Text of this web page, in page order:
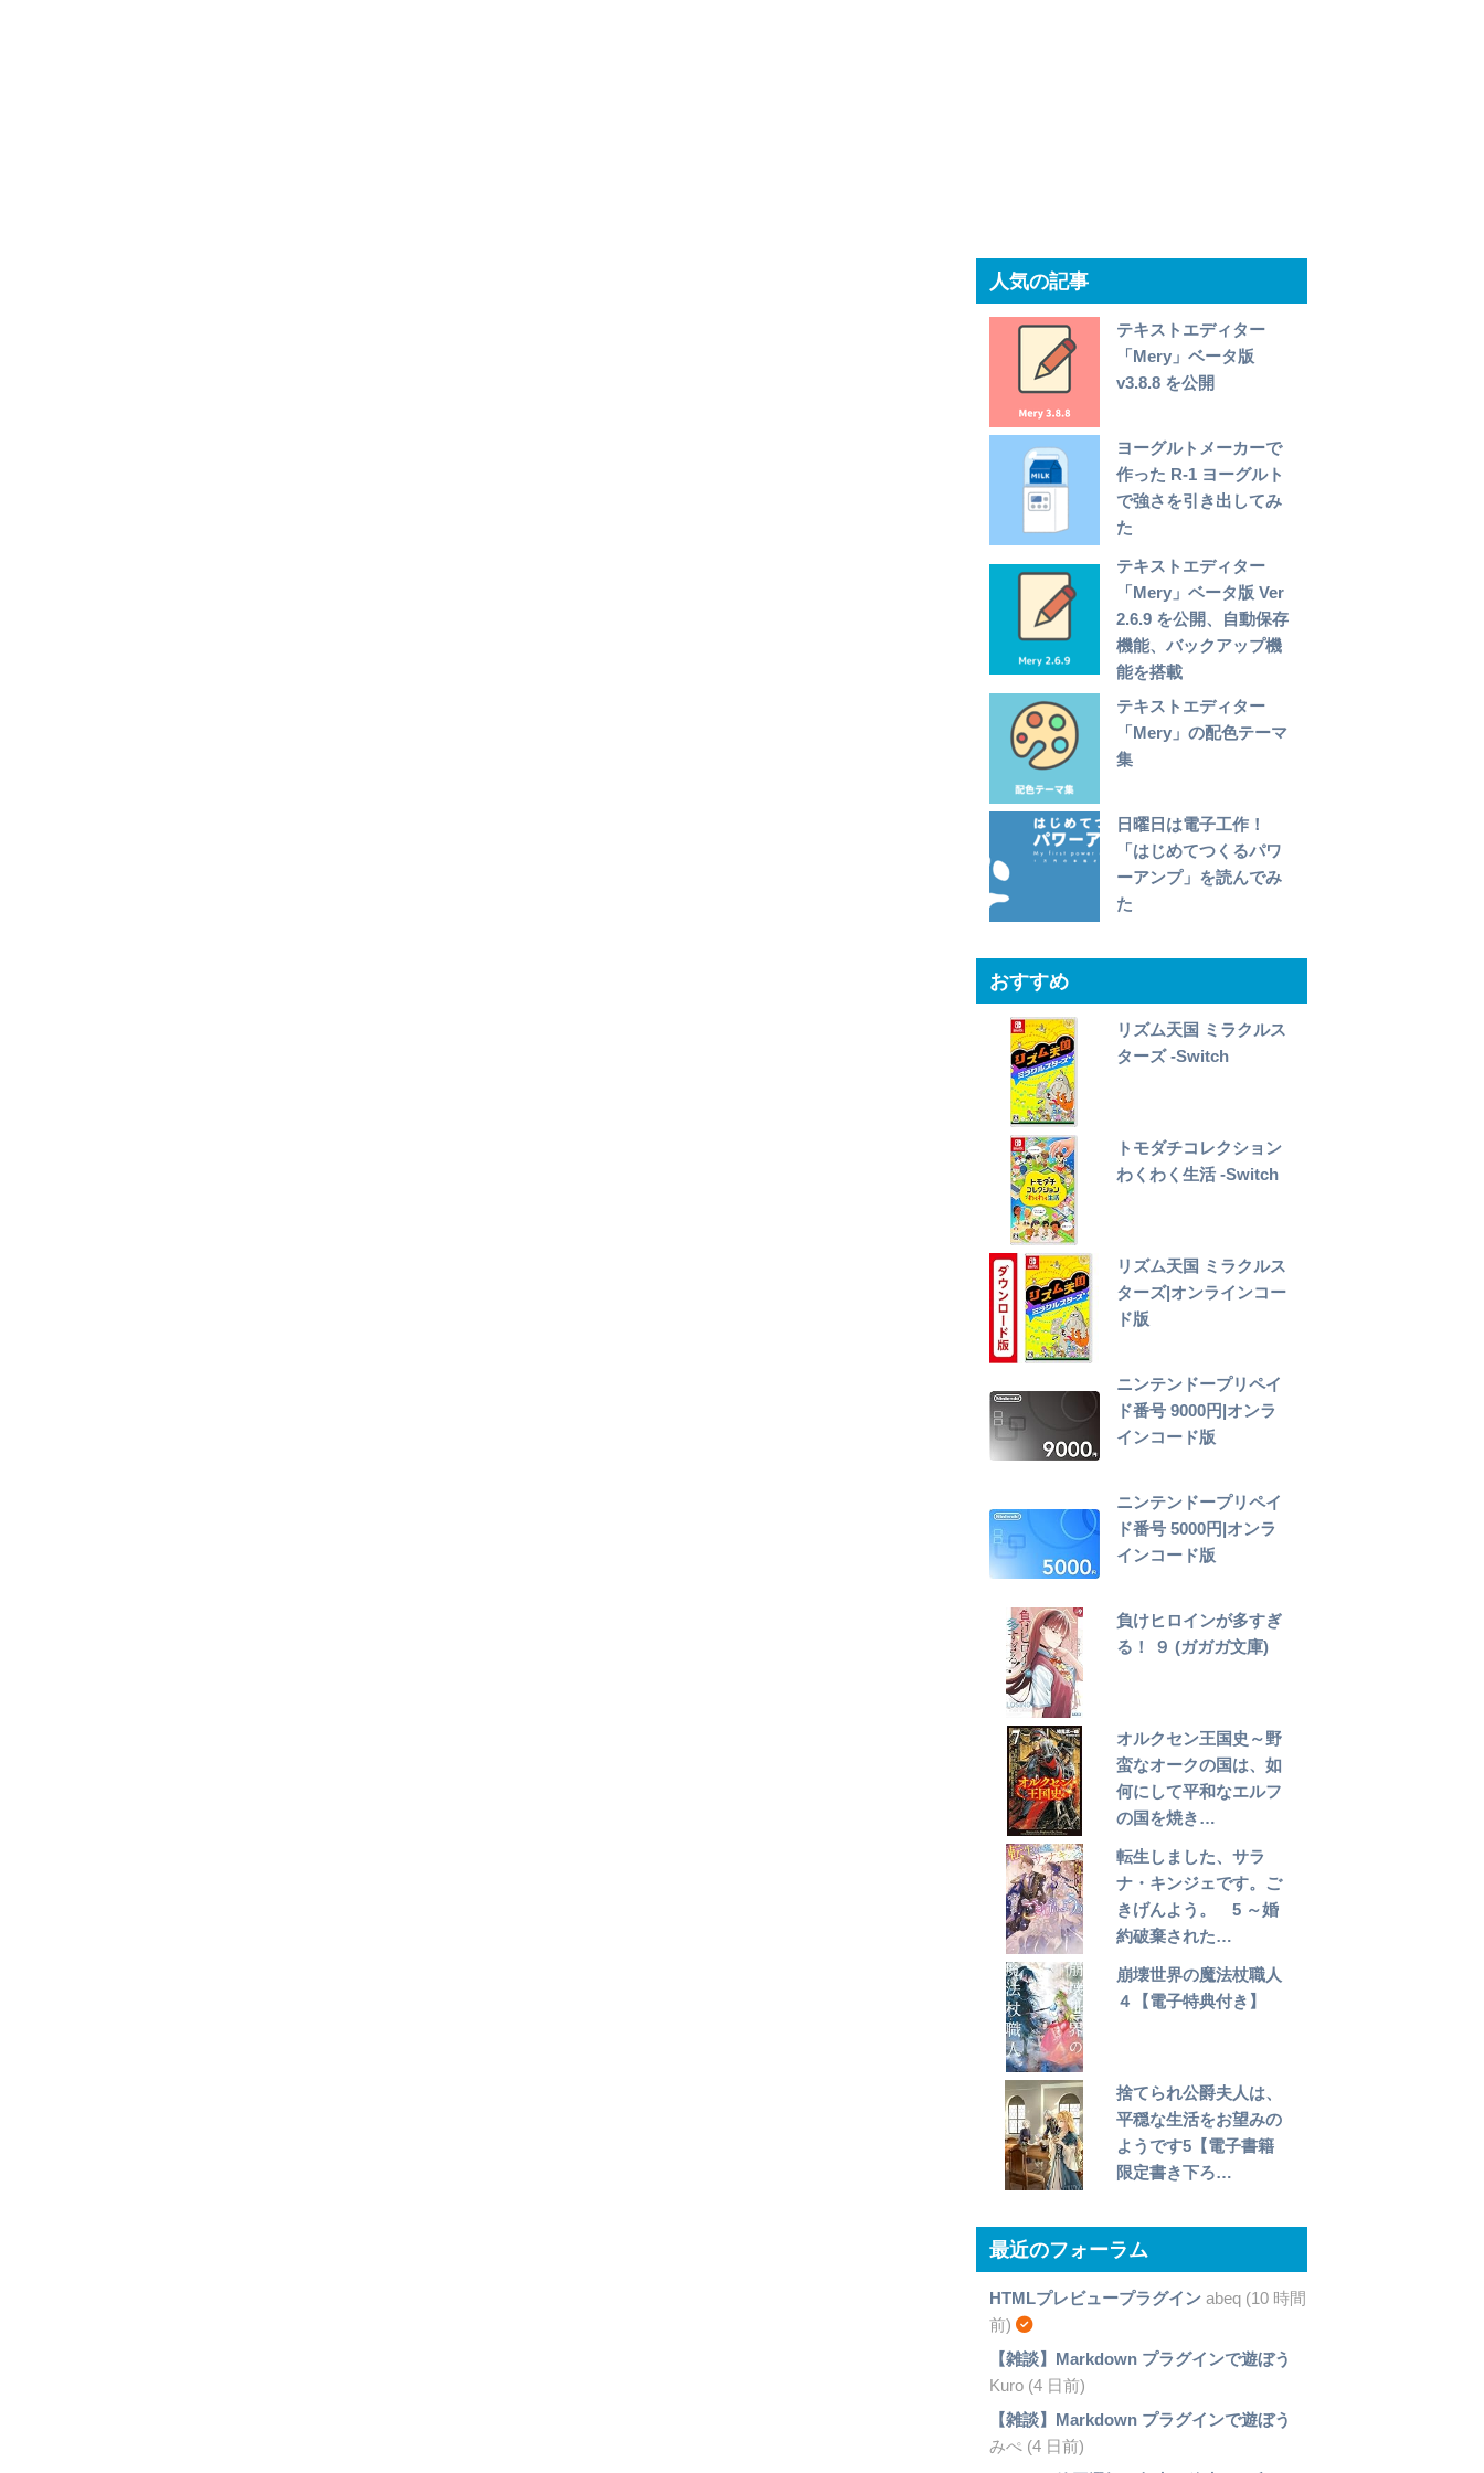
人気の記事
テキストエディター
「Mery」ベータ版
v3.8.8 を公開
ヨーグルトメーカーで
作った R-1 ヨーグルト
で強さを引き出してみ
た
テキストエディター
「Mery」ベータ版 Ver
2.6.9 を公開、自動保存
機能、バックアップ機
能を搭載
テキストエディター
「Mery」の配色テーマ
集
日曜日は電子工作！
「はじめてつくるパワ
ーアンプ」を読んでみ
た
おすすめ
リズム天国 ミラクルス
ターズ -Switch
トモダチコレクション
わくわく生活 -Switch
リズム天国 ミラクルス
ターズ|オンラインコー
ド版
ニンテンドープリペイ
ド番号 9000円|オンラ
インコード版
ニンテンドープリペイ
ド番号 5000円|オンラ
インコード版
負けヒロインが多すぎ
る！ ９ (ガガガ文庫)
オルクセン王国史～野
蛮なオークの国は、如
何にして平和なエルフ
の国を焼き…
転生しました、サラ
ナ・キンジェです。ご
きげんよう。 5 ～婚
約破棄された…
崩壊世界の魔法杖職人
４【電子特典付き】
捨てられ公爵夫人は、
平穏な生活をお望みの
ようです5【電子書籍
限定書き下ろ…
最近のフォーラム
HTMLプレビュープラグインabeq (10 時間
前)
【雑談】Markdown プラグインで遊ぼう
Kuro (4 日前)
【雑談】Markdown プラグインで遊ぼう
みぺ (4 日前)